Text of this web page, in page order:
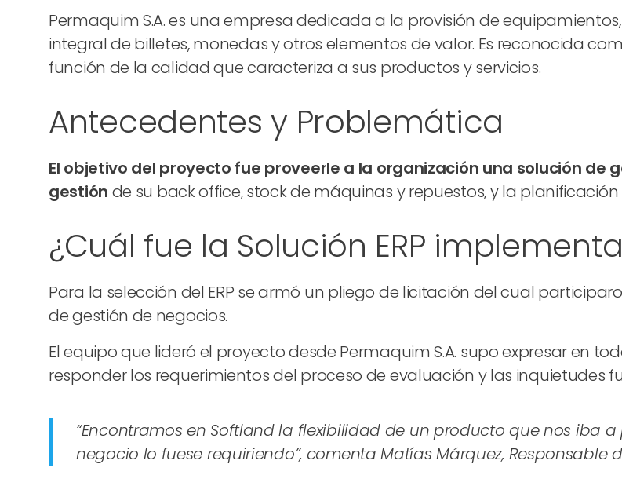
Permaquim S.A. es una empresa dedicada a la provisión de
integral de billetes, monedas y otros elementos de valor. Es reconocida
función de la calidad que caracteriza a sus productos y servicios.
Antecedentes y Problemática
El objetivo del proyecto fue proveerle a la organización una solución
gestión de su back office, stock de máquinas y repuestos, y la
¿Cuál fue la Solución ERP
Para la selección del ERP se armó un pliego de licitación del cual
de gestión de negocios.
El equipo que lideró el proyecto desde Permaquim S.A. supo expresar en
responder los requerimientos del proceso de evaluación y las inquietudes
“Encontramos en Softland la flexibilidad de un producto que nos iba
negocio lo fuese requiriendo”, comenta Matías Márquez, Responsable